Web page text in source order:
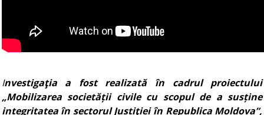
Investigaţia a fost realizată în cadrul proiectului
„Mobilizarea societății civile cu scopul de a susține
integritatea în sectorul Justiţiei în Republica Moldova”,